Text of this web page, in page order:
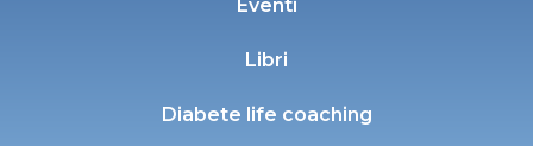
Eventi
Libri
Diabete life coaching